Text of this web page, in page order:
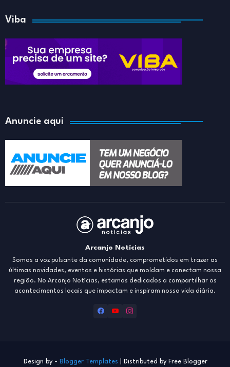
Viba
Anuncie aqui
Arcanjo Notícias
Somos a voz pulsante da comunidade, comprometidos em trazer as
últimas novidades, eventos e histórias que moldam e conectam nossa
região. No Arcanjo Notícias, estamos dedicados a compartilhar os
acontecimentos locais que impactam e inspiram nossa vida diária.
Design by - Blogger Templates | Distributed by Free Blogger